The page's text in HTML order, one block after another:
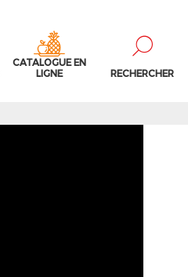
CATALOGUE EN
LIGNE
RECHERCHER